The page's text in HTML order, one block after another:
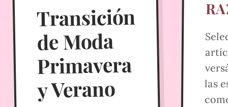
Transición
de Moda
Primavera
y Verano las